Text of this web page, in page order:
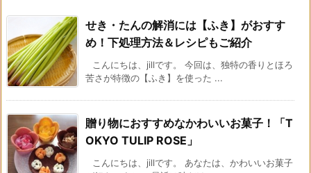
せき・たんの解消には【ふき】がおすす
め！下処理方法＆レシピもご紹介
こんにちは、jillです。 今回は、独特の香りとほろ
苦さが特徴の【ふき】を使った ...
贈り物におすすめなかわいいお菓子！「T
OKYO TULIP ROSE」
こんにちは、jillです。 あなたは、かわいいお菓子